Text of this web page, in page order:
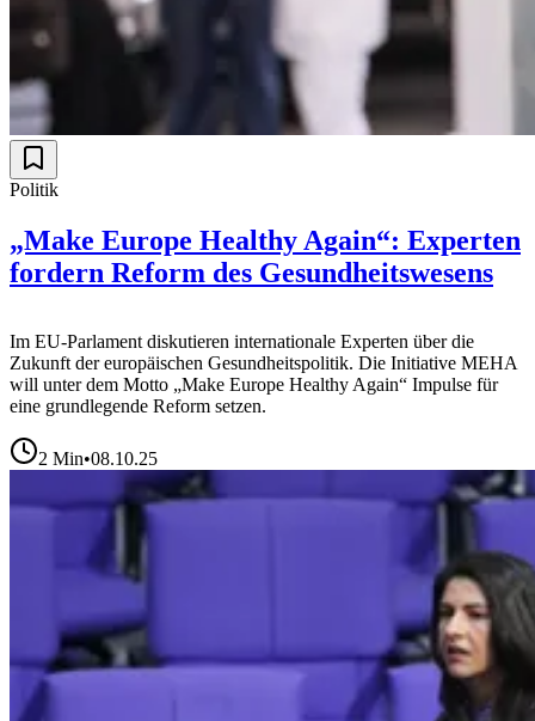
Politik
„Make Europe Healthy Again“: Experten
fordern Reform des Gesundheitswesens
Im EU-Parlament diskutieren internationale Experten über die
Zukunft der europäischen Gesundheitspolitik. Die Initiative MEHA
will unter dem Motto „Make Europe Healthy Again“ Impulse für
eine grundlegende Reform setzen.
2 Min•08.10.25